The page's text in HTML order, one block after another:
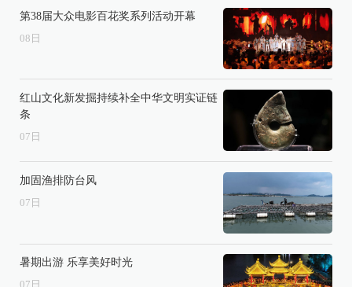
第38届大众电影百花奖系列活动开幕
08 日
红山文化新发掘持续补全中华文明实证链
条
07 日
加固渔排防台风
07 日
暑期出游 乐享美好时光